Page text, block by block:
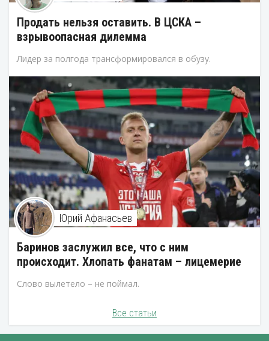
Продать нельзя оставить. В ЦСКА –
взрывоопасная дилемма
Лидер за полгода трансформировался в обузу.
Юрий Афанасьев
Баринов заслужил все, что с ним
происходит. Хлопать фанатам – лицемерие
Слово вылетело – не поймал.
Все статьи